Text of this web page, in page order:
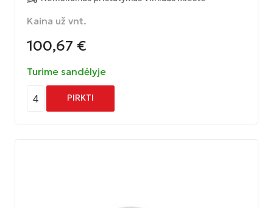
Kaina už vnt.
100,67 €
Turime sandėlyje
4 PIRKTI